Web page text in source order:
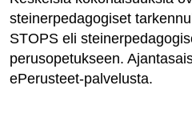
steinerpedagogiset
STOPS eli
perusopetukseen.
ePerusteet-palvelusta.